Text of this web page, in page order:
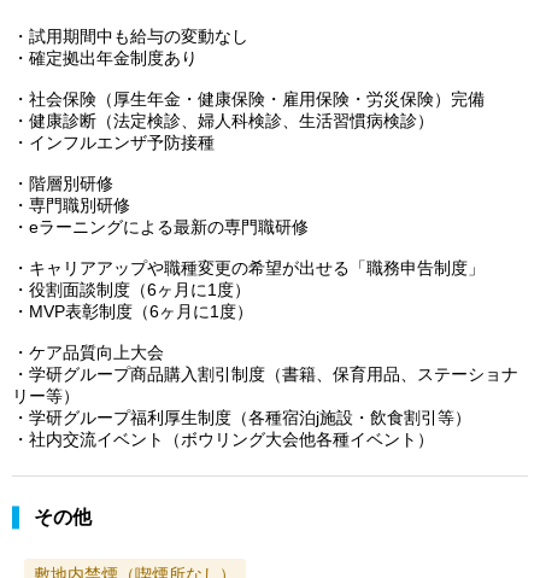
・試用期間中も給与の変動なし
・確定拠出年金制度あり
・社会保険（厚生年金・健康保険・雇用保険・労災保険）完備
・健康診断（法定検診、婦人科検診、生活習慣病検診）
・インフルエンザ予防接種
・階層別研修
・専門職別研修
・eラーニングによる最新の専門職研修
・キャリアアップや職種変更の希望が出せる「職務申告制度」
・役割面談制度（6ヶ月に1度）
・MVP表彰制度（6ヶ月に1度）
・ケア品質向上大会
・学研グループ商品購入割引制度（書籍、保育用品、ステーショナ
リー等）
・学研グループ福利厚生制度（各種宿泊j施設・飲食割引等）
・社内交流イベント（ボウリング大会他各種イベント）
その他
敷地内禁煙（喫煙所なし）